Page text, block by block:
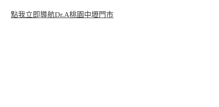
點我立即導航Dr.A桃園中壢門市